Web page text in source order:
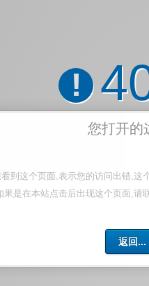
!
您打开的
看到这个页面,表示您的访问出错,这
果是在本站点击后出现这个页面,请
返回...